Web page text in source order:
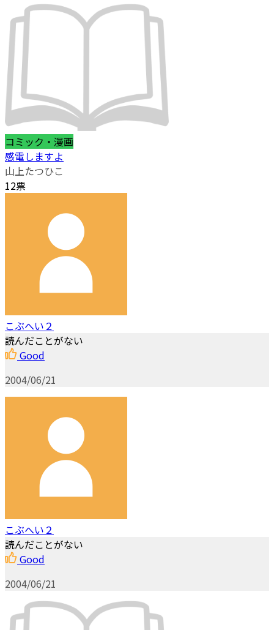
コミック・漫画
感電しますよ
山上たつひこ
12票
こぶへい２
読んだことがない
Good
2004/06/21
こぶへい２
読んだことがない
Good
2004/06/21